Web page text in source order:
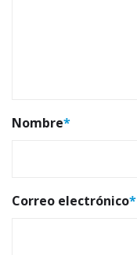
Nombre*
Correo electrónico*